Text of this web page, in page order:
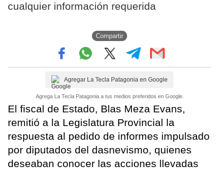
cualquier información requerida
Compartir
Agregar La Tecla Patagonia en Google
Agrega La Tecla Patagonia a tus medios preferidos en Google.
El fiscal de Estado, Blas Meza Evans,
remitió a la Legislatura Provincial la
respuesta al pedido de informes impulsado
por diputados del dasnevismo, quienes
deseaban conocer las acciones llevadas